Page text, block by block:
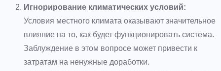
Игнорирование климатических условий:
Условия местного климата оказывают значительное
влияние на то, как будет функционировать система.
Заблуждение в этом вопросе может привести к
затратам на ненужные доработки.